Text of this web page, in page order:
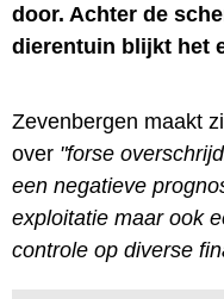
door. Achter de
dierentuin blijkt het
Zevenbergen maakt
over "forse
een negatieve
exploitatie maar ook
controle op diverse